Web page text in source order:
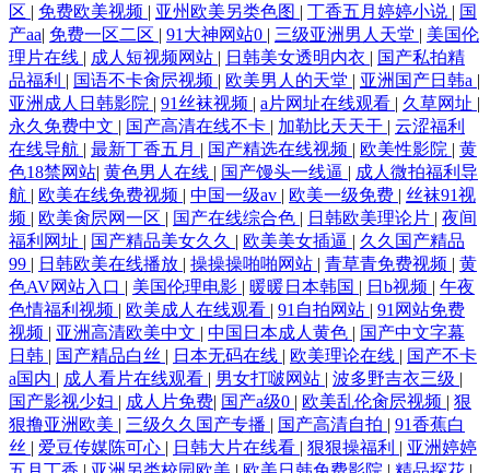
区 | 免费欧美视频 | 亚州欧美另类色图 | 丁香五月婷婷小说 | 国
产aa| 免费一区二区 | 91大神网站0 | 三级亚洲男人天堂 | 美国伦
理片在线 | 成人短视频网站 | 日韩美女透明内衣 | 国产私拍精
品福利 | 国语不卡肏屄视频 | 欧美男人的天堂 | 亚洲国产日韩a |
亚洲成人日韩影院 | 91丝袜视频 | a片网址在线观看 | 久草网址 |
永久免费中文 | 国产高清在线不卡 | 加勒比天天干 | 云涩福利
在线导航 | 最新丁香五月 | 国产精选在线视频 | 欧美性影院 | 黄
色18禁网站| 黄色男人在线 | 国产馒头一线逼 | 成人微拍福利导
航 | 欧美在线免费视频 | 中国一级av | 欧美一级免费 | 丝袜91视
频 | 欧美肏屄网一区 | 国产在线综合色 | 日韩欧美理论片 | 夜间
福利网址 | 国产精品美女久久 | 欧美美女插逼 | 久久国产精品
99 | 日韩欧美在线播放 | 操操操啪啪网站 | 青草青免费视频 | 黄
色AV网站入口 | 美国伦理电影 | 暖暖日本韩国 | 日b视频 | 午夜
色情福利视频 | 欧美成人在线观看 | 91自拍网站 | 91网站免费
视频 | 亚洲高清欧美中文 | 中国日本成人黄色 | 国产中文字幕
日韩 | 国产精品白丝 | 日本无码在线 | 欧美理论在线 | 国产不卡
a国内 | 成人看片在线观看 | 男女打啵网站 | 波多野吉衣三级 |
国产影视少妇 | 成人片免费| 国产a级0 | 欧美乱伦肏屄视频 | 狠
狠撸亚洲欧美 | 三级久久国产专播 | 国产高清自拍 | 91香蕉白
丝 | 爱豆传媒陈可心 | 日韩大片在线看 | 狠狠操福利 | 亚洲婷婷